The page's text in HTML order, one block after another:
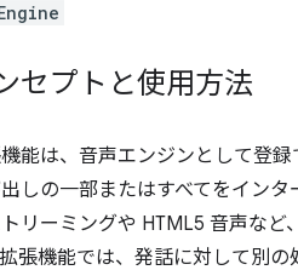
セプトと使用方法
能は、音声エンジンとして登録
しの一部またはすべてをイン
リーミングや HTML5 音声な
張機能では、発話に対して別